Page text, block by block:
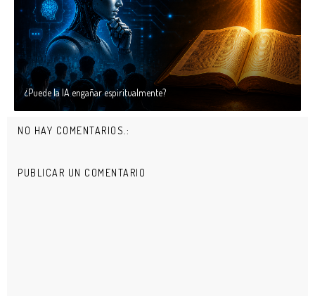
¿Puede la IA engañar espiritualmente?
NO HAY COMENTARIOS.:
PUBLICAR UN COMENTARIO